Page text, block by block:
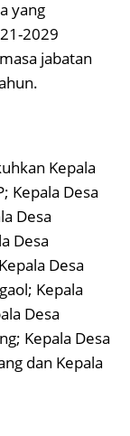
yang
2029
jabatan
Kepala
Kepala Desa
Desa
Desa
Desa
Kepala
Desa
Kepala Desa
dan Kepala